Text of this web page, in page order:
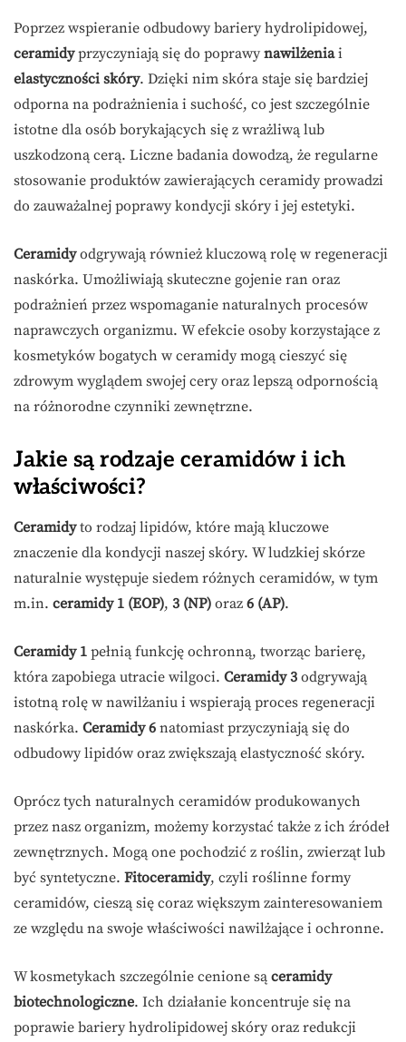
Poprzez wspieranie odbudowy bariery hydrolipidowej,
ceramidyprzyczyniają się do poprawy nawilżeniai
elastyczności skóry. Dzięki nim skóra staje się bardziej
odporna na podrażnienia i suchość, co jest szczególnie
istotne dla osób borykających się z wrażliwą lub
uszkodzoną cerą. Liczne badania dowodzą, że regularne
stosowanie produktów zawierających ceramidy prowadzi
do zauważalnej poprawy kondycji skóry i jej estetyki.
Ceramidyodgrywają również kluczową rolę w regeneracji
naskórka. Umożliwiają skuteczne gojenie ran oraz
podrażnień przez wspomaganie naturalnych procesów
naprawczych organizmu. W efekcie osoby korzystające z
kosmetyków bogatych w ceramidy mogą cieszyć się
zdrowym wyglądem swojej cery oraz lepszą odpornością
na różnorodne czynniki zewnętrzne.
Jakie są rodzaje ceramidów i ich
właściwości?
Ceramidyto rodzaj lipidów, które mają kluczowe
znaczenie dla kondycji naszej skóry. W ludzkiej skórze
naturalnie występuje siedem różnych ceramidów, w tym
m.in. ceramidy 1 (EOP), 3 (NP) oraz 6 (AP).
Ceramidy 1 pełnią funkcję ochronną, tworząc barierę,
która zapobiega utracie wilgoci. Ceramidy 3 odgrywają
istotną rolę w nawilżaniu i wspierają proces regeneracji
naskórka. Ceramidy 6 natomiast przyczyniają się do
odbudowy lipidów oraz zwiększają elastyczność skóry.
Oprócz tych naturalnych ceramidów produkowanych
przez nasz organizm, możemy korzystać także z ich źródeł
zewnętrznych. Mogą one pochodzić z roślin, zwierząt lub
być syntetyczne. Fitoceramidy, czyli roślinne formy
ceramidów, cieszą się coraz większym zainteresowaniem
ze względu na swoje właściwości nawilżające i ochronne.
W kosmetykach szczególnie cenione są ceramidy
biotechnologiczne. Ich działanie koncentruje się na
poprawie bariery hydrolipidowej skóry oraz redukcji